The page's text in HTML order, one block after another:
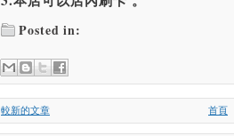
Posted in:
較新的文章 首頁